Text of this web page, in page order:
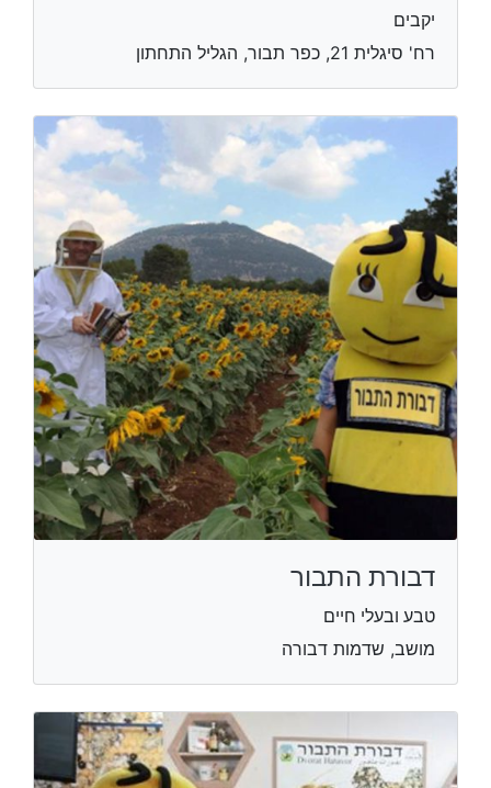
יקבים
רח' סיגלית 21, כפר תבור, הגליל התחתון
דבורת התבור
טבע ובעלי חיים
מושב, שדמות דבורה